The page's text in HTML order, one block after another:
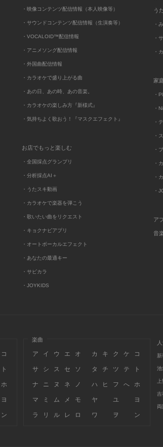
・映像コンテンツ配信情報（本人映像等）
・サウンドコンテンツ配信情報（生演奏等）
・VOCALOID™配信情報
・アニメソング配信情報
・外国曲配信情報
・カラオケで盛り上がる曲
・あの日、あの時、あの音楽。
・カラオケの楽しみ方『新様式』
・気持ちよく歌おう！『マスクエフェクト』
お店でもっと楽しむ
・全国採点グランプリ
・分析採点AI＋
・うたスキ動画
・カラオケで楽器を弾こう
・歌いたい曲をリクエスト
・キョクナビアプリ
・オートボーカルエフェクト
・あなたの最適キー
・サビカラ
・JOYKIDS
う
・
・
・
家
・
・
・
・
・
・
・
・
ア
音
コ
ト
ホ
ヨ
ン
楽曲
ア イ ウ エ オ カ キ ク ケ コ
サ シ ス セ ソ タ チ ツ テ ト
ナ ニ ヌ ネ ノ ハ ヒ フ へ ホ
マ ミ ム メ モ ヤ ユ ヨ
ラ リ ル レ ロ ワ ヲ ン
池
吉